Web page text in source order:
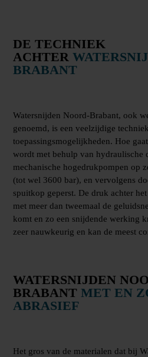
DE TECHNIEK
ACHTER
BRABANT
Watersnijden Noord-Brabant, ook
genoemd, is een veelzijdige
toepassingsmogelijkheden. Hoe
wordt met behulp van hydraulische
mechanische hogedrukpompen op
(tot wel 3600 bar), en vervolgens
spuitkop geperst. De druk achter
met meer dan tweemaal de
komt en zo een snijdende werking
zeer nauwkeurig en kan de meest
WATERSNIJDEN
BRABANT MET EN
ABRASIEF
Het gros van de materialen dat bij